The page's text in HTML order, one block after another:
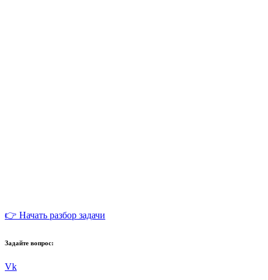
👉 Начать разбор задачи
Задайте вопрос:
Vk